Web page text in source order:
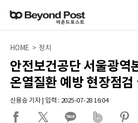
HOME > 정치
안전보건공단 서울광역
온열질환 예방 현장점검
신용승 기자 | 입력 : 2025-07-28 16:04